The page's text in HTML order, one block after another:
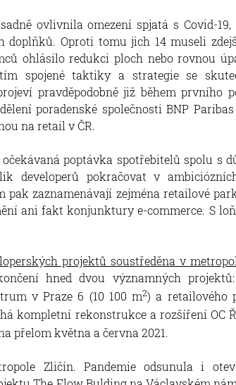
ovlivnila omezení spjatá s Covid-19,
Oproti tomu jich 14 museli
ohlásilo redukci ploch nebo rovnou
spojené taktiky a strategie se
pravděpodobně již během prvního
poradenské společnosti BNP
na retail v ČR.
poptávka spotřebitelů spolu s
developerů pokračovat v
pak zaznamenávají zejména retailové
ani fakt konjunktury e-commerce. S
projektů soustředěna v
hned dvou významných
v Praze 6 (10 100 m2) a retailového
kompletní rekonstrukce a rozšíření OC
přelom května a června 2021.
Zličín. Pandemie odsunula i